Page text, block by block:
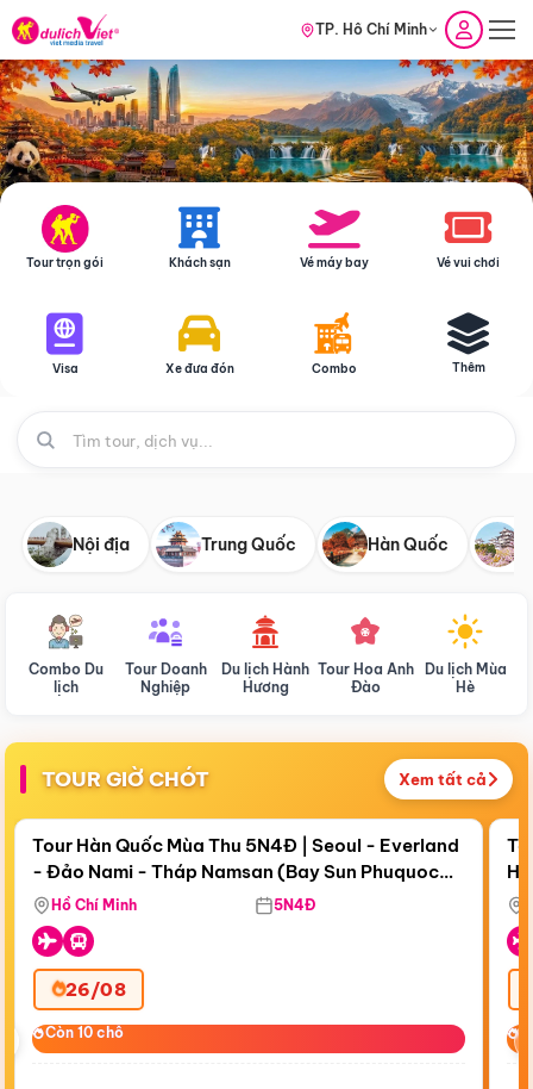
TP. Hồ Chí Minh
Tour trọn gói Khách sạn Vé máy bay Vé vui chơi
Visa Xe đưa đón Combo Thêm
Nội địa Trung Quốc Hàn Quốc
Combo Du
lịch
Tour Doanh
Nghiệp
Du lịch Hành
Hương
Tour Hoa Anh
Đào
Du lịch Mùa
Hè
TOUR GIỜ CHÓT Xem tất cả
Còn19 ngày 00:22:42
Điểm nổi bật
Tour Hàn Quốc Mùa Thu 5N4Đ | Seoul - Everland
- Đảo Nami - Tháp Namsan (Bay Sun Phuquoc
Airways)
Hồ Chí Minh 5N4Đ
26/08
Còn 10 chỗ
Còn 10 chỗ